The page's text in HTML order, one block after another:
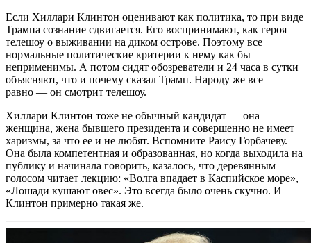
Если Хиллари Клинтон оценивают как политика, то при виде
Трампа сознание сдвигается. Его воспринимают, как героя
телешоу о выживании на диком острове. Поэтому все
нормальные политические критерии к нему как бы
неприменимы. А потом сидят обозреватели и 24 часа в сутки
объясняют, что и почему сказал Трамп. Народу же все
равно — он смотрит телешоу.
Хиллари Клинтон тоже не обычный кандидат — она
женщина, жена бывшего президента и совершенно не имеет
харизмы, за что ее и не любят. Вспомните Раису Горбачеву.
Она была компетентная и образованная, но когда выходила на
публику и начинала говорить, казалось, что деревянным
голосом читает лекцию: «Волга впадает в Каспийское море»,
«Лошади кушают овес». Это всегда было очень скучно. И
Клинтон примерно такая же.